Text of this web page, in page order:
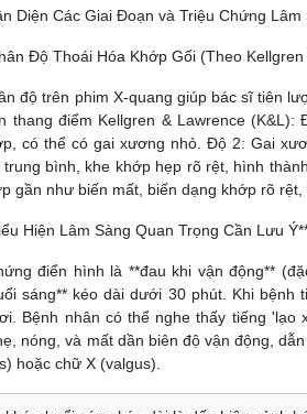
Diện Các Giai Đoạn và Triệu Chứng Lâm
Độ Thoái Hóa Khớp Gối (Theo
độ trên phim X-quang giúp bác sĩ tiên
thang điểm Kellgren & Lawrence
có thể có gai xương nhỏ. Độ 2: Gai
trung bình, khe khớp hẹp rõ rệt, hình
gần như biến mất, biến dạng khớp rõ
Hiện Lâm Sàng Quan Trọng Cần Lưu
điển hình là **đau khi vận động**
sáng** kéo dài dưới 30 phút. Khi
Bệnh nhân có thể nghe thấy tiếng
nóng, và mất dần biên độ vận động,
hoặc chữ X (valgus).